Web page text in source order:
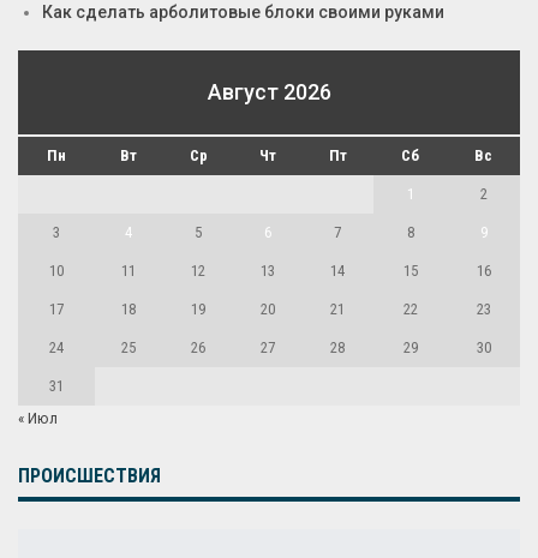
Как сделать арболитовые блоки своими руками
Август 2026
Пн Вт Ср Чт Пт Сб Вс
1 2
3 4 5 6 7 8 9
10 11 12 13 14 15 16
17 18 19 20 21 22 23
24 25 26 27 28 29 30
31
« Июл
ПРОИСШЕСТВИЯ